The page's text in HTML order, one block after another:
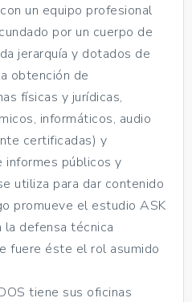
un equipo profesional
por un cuerpo de
jerarquía y dotados de
obtención de
físicas y jurídicas,
informáticos, audio
certificadas) y
informes públicos y
utiliza para dar contenido
promueve el estudio ASK
la defensa técnica
fuere éste el rol asumido
tiene sus oficinas